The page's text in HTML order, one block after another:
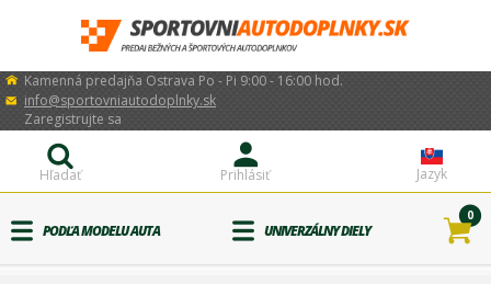
Kamenná predajňa Ostrava Po - Pi 9:00 - 16:00 hod.
info@sportovniautodoplnky.sk
Jazyk
Prihlásiť
Zaregistrujte sa
Hľadať
PODĽA MODELU AUTA UNIVERZÁLNY DIELY
0